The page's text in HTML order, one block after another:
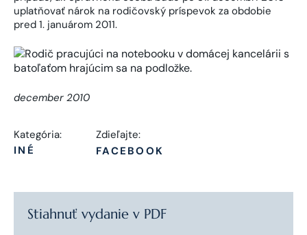
uplatňovať nárok na rodičovský príspevok za obdobie
pred 1. januárom 2011.
december 2010
Kategória:
INÉ
Zdieľajte:
FACEBOOK
Stiahnuť vydanie v PDF